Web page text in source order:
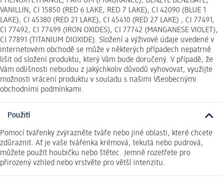
VANILLIN, CI 15850 (RED 6 LAKE, RED 7 LAKE), CI 42090 (BLUE 1
LAKE), CI 45380 (RED 21 LAKE), CI 45410 (RED 27 LAKE) , CI 77491,
CI 77492, CI 77499 (IRON OXIDES), CI 77742 (MANGANESE VIOLET),
CI 77891 (TITANIUM DIOXIDE). Složení a výživové údaje uvedené v
internetovém obchodě se může v některých případech nepatrně
lišit od složení produktu, který Vám bude doručený. V případě, že
Vám odlišnosti nebudou z jakýchkoliv důvodů vyhovovat, využijte
možnosti vrácení produktu v souladu s našimi Všeobecnými
obchodními podmínkami.
Použití
Pomocí tvářenky zvýrazněte tváře nebo jiné oblasti, které chcete
zdůraznit. Ať je vaše tvářenka krémová, tekutá nebo pudrová,
můžete použít houbičku nebo štětec. Jemně rozetřete pro
přirozený vzhled nebo vrstvěte pro větší intenzitu.